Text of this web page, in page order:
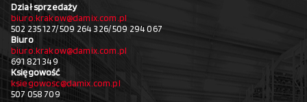
Dział sprzedaży
biuro.krakow@damix.com.pl
502 235 127/ 509 264 326/ 509 294 067
Biuro
biuro.krakow@damix.com.pl
691 821 349
Księgowość
ksiegowosc@damix.com.pl
507 058 709